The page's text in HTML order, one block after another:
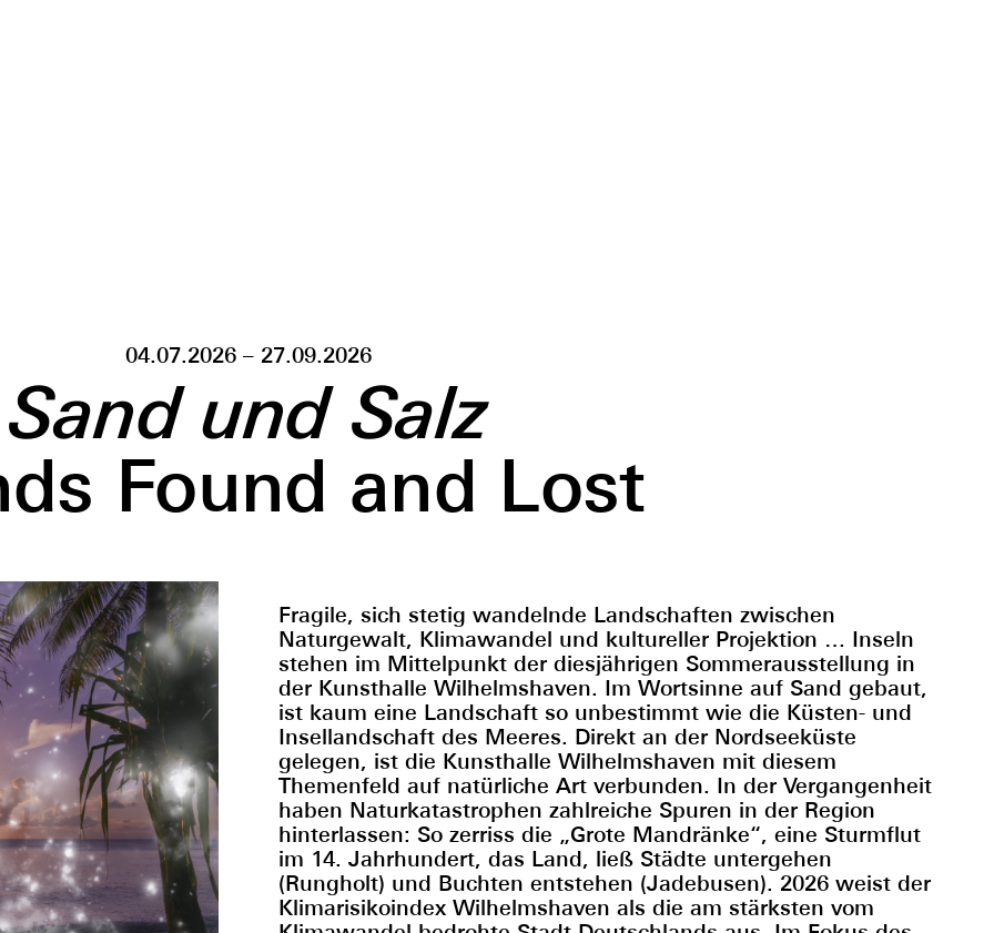
04.07.2026 – 27.09.2026
Sand und Salz
Found and Lost
Fragile, sich stetig wandelnde Landschaften zwischen
Naturgewalt, Klimawandel und kultureller Projektion … Inseln
stehen im Mittelpunkt der diesjährigen Sommerausstellung in
der Kunsthalle Wilhelmshaven. Im Wortsinne auf Sand gebaut,
ist kaum eine Landschaft so unbestimmt wie die Küsten- und
Insellandschaft des Meeres. Direkt an der Nordseeküste
gelegen, ist die Kunsthalle Wilhelmshaven mit diesem
Themenfeld auf natürliche Art verbunden. In der Vergangenheit
haben Naturkatastrophen zahlreiche Spuren in der Region
hinterlassen: So zerriss die „Grote Mandränke“, eine Sturmflut
im 14. Jahrhundert, das Land, ließ Städte untergehen
(Rungholt) und Buchten entstehen (Jadebusen). 2026 weist der
Klimarisikoindex Wilhelmshaven als die am stärksten vom